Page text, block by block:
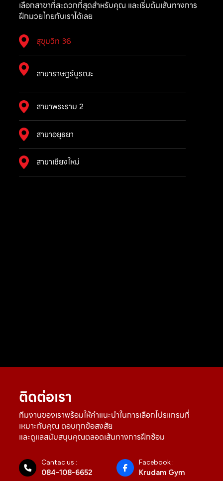
เลือกสาขาที่สะดวกที่สุดสำหรับคุณ และเริ่มต้นเส้นทางการ
ฝึกมวยไทยกับเราได้เลย
สุขุมวิท 36
สาขาราษฎร์บูรณะ
สาขาพระราม 2
สาขาอยุธยา
สาขาเชียงใหม่
ติดต่อเรา
ทีมงานของเราพร้อมให้คำแนะนำในการเลือกโปรแกรมที่
เหมาะกับคุณ ตอบทุกข้อสงสัย
และดูแลสนับสนุนคุณตลอดเส้นทางการฝึกซ้อม
Cantac us :
084-108-6652
Facebook :
Krudam Gym